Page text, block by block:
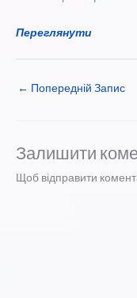
Переглянути
← Попередній Запис
Залишити
Щоб відправити